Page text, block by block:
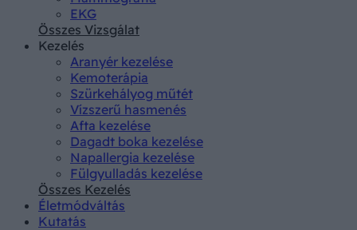
EKG
Összes Vizsgálat
Kezelés
Aranyér kezelése
Kemoterápia
Szürkehályog műtét
Vízszerű hasmenés
Afta kezelése
Dagadt boka kezelése
Napallergia kezelése
Fülgyulladás kezelése
Összes Kezelés
Életmódváltás
Kutatás